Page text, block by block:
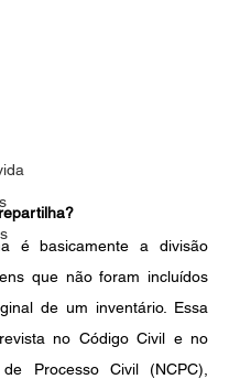
é basicamente a divisão
que não foram incluídos
de um inventário. Essa
no Código Civil e no
Processo Civil (NCPC),